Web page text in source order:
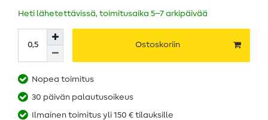
Heti lähetettävissä, toimitusaika 5–7 arkipäivää
Ostoskoriin
Nopea toimitus
30 päivän palautusoikeus
Ilmainen toimitus yli 150 € tilauksille